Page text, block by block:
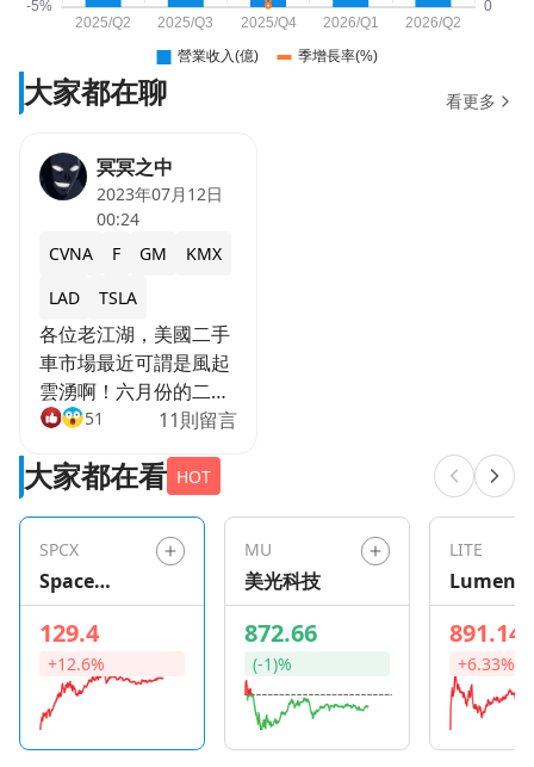
大家都在聊 看更多
冥冥之中
2023年07月12日
00:24
CVNA
F GM
KMX
LAD
TSLA
各位老江湖，美國二手
車市場最近可謂是風起
雲湧啊！六月份的二手
車價格創下歷史新高的
銷商們的股價越走越高
手車價值指數顯示，六
月份的二手車價格較去
年同期下降了10.3%，
已經連續十個月的年率
下降了。據Cox
Automotive的數據，
這一降幅創下了月度紀
錄。目前，二手車價格
51 11則留言
大家都在看 HOT
SPCX
Space
Exploration
Technologie
s
129.4
+12.6%
MU
美光科技
872.66
(-1)%
LITE
891.14
+6.33%